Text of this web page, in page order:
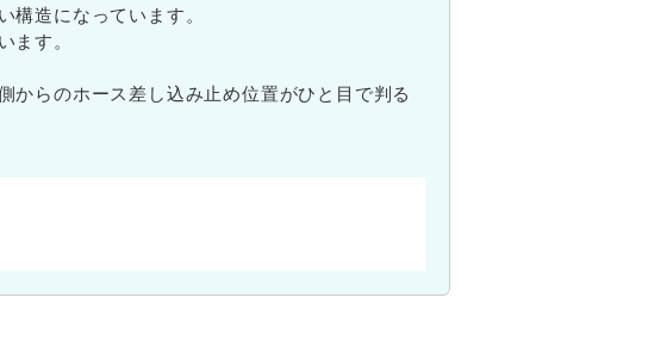
構造になっています。
ます。
からのホース差し込み止め位置がひと目で判る